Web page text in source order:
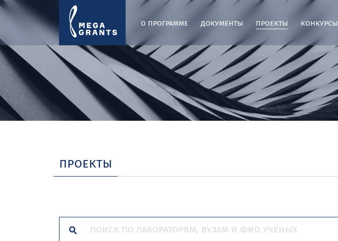
о программе документы проекты конкурсы
проекты